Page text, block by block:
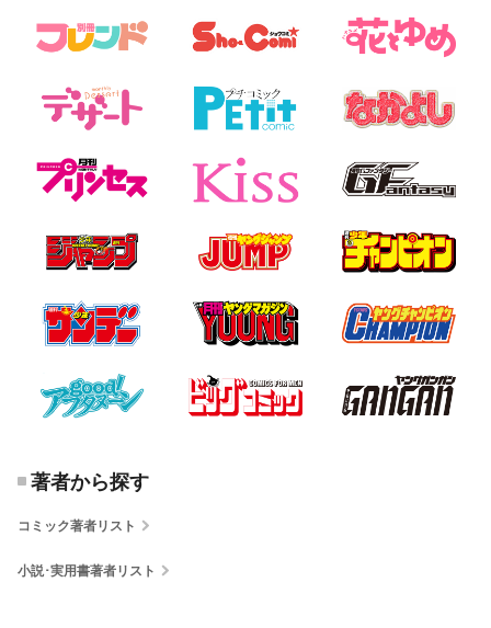
著者から探す
コミック著者リスト
小説･実用書著者リスト